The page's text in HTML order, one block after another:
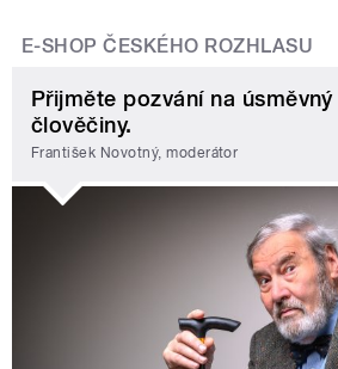
E-SHOP ČESKÉHO ROZHLASU
Přijměte pozvání na
člověčiny.
František Novotný, moderátor